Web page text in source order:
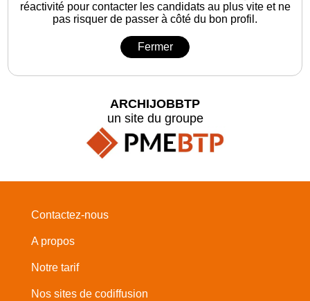
réactivité pour contacter les candidats au plus vite et ne
pas risquer de passer à côté du bon profil.
Fermer
ARCHIJOBBTP
un site du groupe
Contactez-nous
A propos
Notre tarif
Nos sites de codiffusion